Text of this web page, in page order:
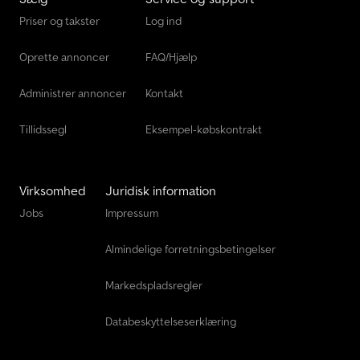
Priser og takster
Oprette annoncer
Administrer annoncer
Tillidssegl
Log ind
FAQ/Hjælp
Kontakt
Eksempel-købskontrakt
Virksomhed
Jobs
Juridisk information
Impressum
Almindelige forretningsbetingelser
Markedspladsregler
Databeskyttelseserklæring